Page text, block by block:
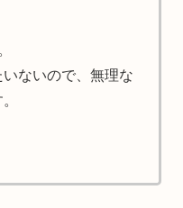
ないので、無理な